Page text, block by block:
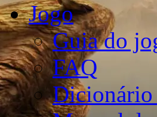
Jogo
Guia do
FAQ
Dicionário